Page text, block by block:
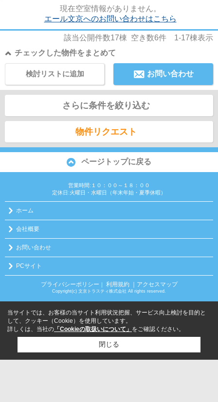
現在空室情報がありません。
エール文京へのお問い合わせはこちら
該当公開件数17棟 空き数6件 1-17棟表示
チェックした物件をまとめて
お問い合わせ
検討リストに追加
さらに条件を絞り込む
物件リクエスト
ページトップに戻る
営業時間:１０：００～１８：００
定休日:火曜日・水曜日（年末年始・夏季休暇）
ホーム
会社概要
お問い合わせ
PCサイト
プライバシーポリシー ｜ 利用規約 ｜アクセスマップ
Copyright(c) 文京トラスティ株式会社 All rights reserved.
当サイトでは、お客様の当サイト利用状況把握、サービス向上検討を目的と
して、クッキー（Cookie）を使用しています。
詳しくは、当社の 「Cookieの取扱いについて」 をご確認ください。
閉じる